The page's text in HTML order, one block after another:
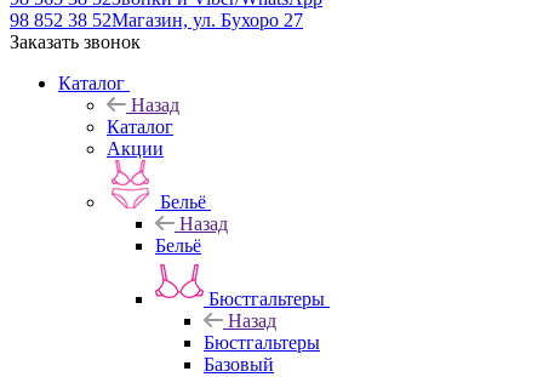
98 852 38 52Магазин, ул. Бухоро 27
Заказать звонок
Каталог
Назад
Каталог
Акции
Бельё
Назад
Бельё
Бюстгальтеры
Назад
Бюстгальтеры
Базовый